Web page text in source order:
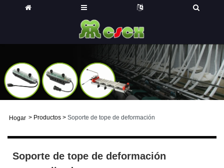
Hogar > Productos > Soporte de tope de deformación
Soporte de tope de deformación